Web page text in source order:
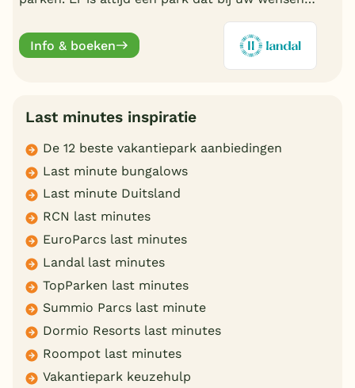
online.
Info & boeken
Last minutes inspiratie
De 12 beste vakantiepark aanbiedingen
Last minute bungalows
Last minute Duitsland
RCN last minutes
EuroParcs last minutes
Landal last minutes
TopParken last minutes
Summio Parcs last minute
Dormio Resorts last minutes
Roompot last minutes
Vakantiepark keuzehulp